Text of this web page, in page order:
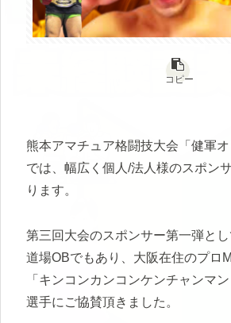
コピー
熊本アマチュア格闘技大会「健軍オ
では、幅広く個人/法人様のスポン
ります。
第三回大会のスポンサー第一弾と
道場OBでもあり、大阪在住のプロ
「キンコンカンコンケンチャンマン
選手にご協賛頂きました。